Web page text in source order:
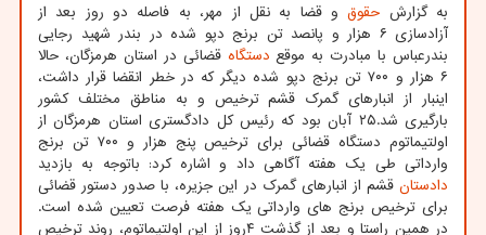
به گزارش حقوقو قضا به نقل از مهر، به فاصله دو روز بعد از
آزادسازی ۶ هزار و پانصد تن برنج دپو شده در بندر شهید رجایی
بندرعباس با مبادرت به موقع دستگاه قضائی در استان هرمزگان، حالا
۶ هزار و ۷۰۰ تن برنج دپو شده دیگر که در خطر انقضا قرار داشت،
اینبار از انبارهای گمرک قشم ترخیص و به مناطق مختلف کشور
بارگیری شد.۲۵ آبان بود که رئیس کل دادگستری استان هرمزگان از
اولتیماتوم دستگاه قضائی برای ترخیص پنج هزار و ۷۰۰ تن برنج
وارداتی طی یک هفته آگاهی داد و اشاره کرد: باتوجه به بازدید
دادستان قشم از انبارهای گمرک در این جزیره، با صدور دستور قضائی
برای ترخیص برنج های وارداتی یک هفته فرصت تعیین شده است.
در همین راستا و بعد از گذشت ۴روز از این اولتیماتوم، روند ترخیص